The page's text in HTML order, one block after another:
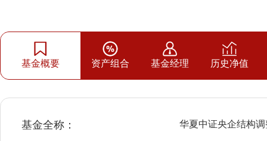
基金概要 资产组合 基金经理 历史净值
基金全称： 华夏中证央企结构